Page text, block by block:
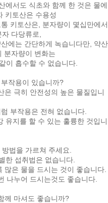
서도 식초와 함께 한 것은 물에
키토산은 수용성
키토산은, 분자량이 몇십만에서
다당류로,
에는 간단하게 녹습니다만, 약산
분자량이 변화는
흡수할 수 없습니다.
작용이 있습니까?
극히 안전성의 높은 물질입니
부작용은 전혀 없습니다.
지를 할 수 있는 훌륭한 것입니
법을 가르쳐 주세요.
섭취법은 없습니다.
은 물을 드시는 것이 좋습니다.
누어 드시는것도 좋습니다.
께 마셔도 좋습니까?